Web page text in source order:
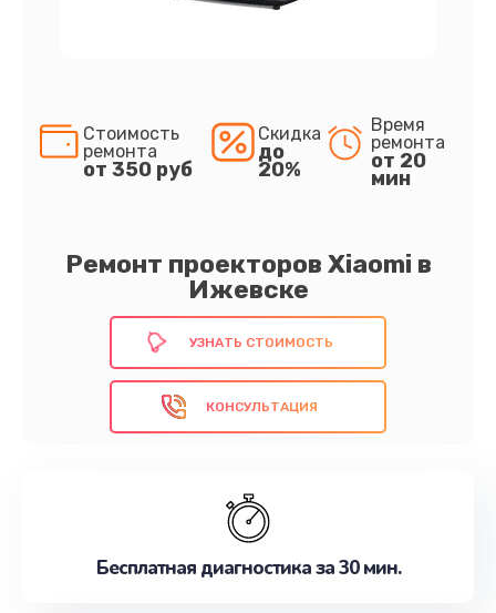
Ремонт проекторов Xiaomi в
Ижевске
Стоимость
ремонта
от 350 руб
Скидка
до
20%
Время
ремонта
от 20
мин
УЗНАТЬ СТОИМОСТЬ
КОНСУЛЬТАЦИЯ
Бесплатная диагностика за 30 мин.